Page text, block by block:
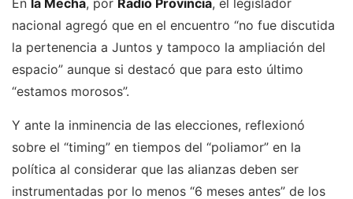
nacional agregó que en el encuentro “no fue discutida
la pertenencia a Juntos y tampoco la ampliación del
espacio” aunque si destacó que para esto último
“estamos morosos”.
Y ante la inminencia de las elecciones, reflexionó
sobre el “timing” en tiempos del “poliamor” en la
política al considerar que las alianzas deben ser
instrumentadas por lo menos “6 meses antes” de los